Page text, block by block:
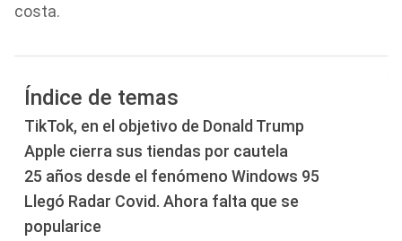
costa.
Índice de temas
TikTok, en el objetivo de Donald Trump
Apple cierra sus tiendas por cautela
25 años desde el fenómeno Windows 95
Llegó Radar Covid. Ahora falta que se
popularice